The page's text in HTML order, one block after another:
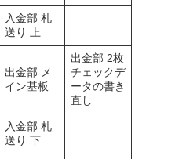
入金部 札
送り 上
出金部 メ
イン基板
出金部 2枚
チェックデ
ータの書き
直し
入金部 札
送り 下